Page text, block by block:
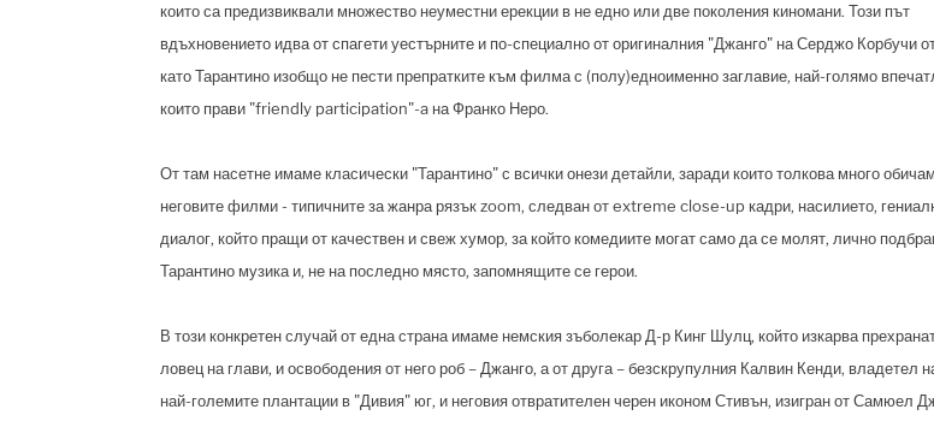
които са предизвиквали множество неуместни ерекции в не едно или две поколения киномани. Този път
вдъхновението идва от спагети уестърните и по-специално от оригиналния "Джанго" на Серджо Корбучи
като Тарантино изобщо не пести препратките към филма с (полу)едноименно заглавие, най-голямо
които прави "friendly participation"-a на Франко Неро.
От там насетне имаме класически "Тарантино" с всички онези детайли, заради които толкова много
неговите филми - типичните за жанра рязък zoom, следван от extreme close-up кадри, насилието,
диалог, който пращи от качествен и свеж хумор, за който комедиите могат само да се молят, лично
Тарантино музика и, не на последно място, запомнящите се герои.
В този конкретен случай от една страна имаме немския зъболекар Д-р Кинг Шулц, който изкарва
ловец на глави, и освободения от него роб – Джанго, а от друга – безскрупулния Калвин Кенди, владетел
най-големите плантации в "Дивия" юг, и неговия отвратителен черен иконом Стивън, изигран от Самюел